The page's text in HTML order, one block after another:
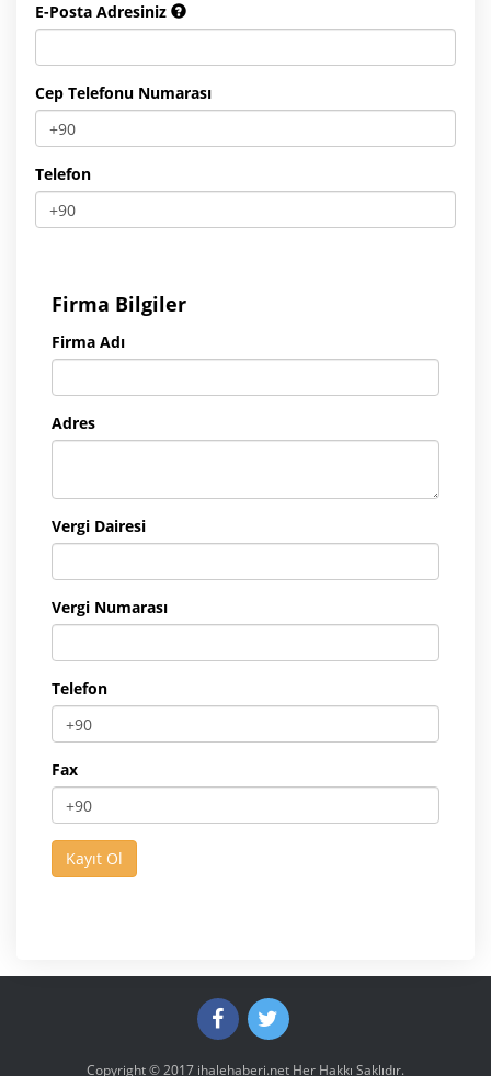
E-Posta Adresiniz
Cep Telefonu Numarası
Telefon
Firma Bilgiler
Firma Adı
Adres
Vergi Dairesi
Vergi Numarası
Telefon
Fax
Copyright © 2017 ihalehaberi.net Her Hakkı Saklıdır.